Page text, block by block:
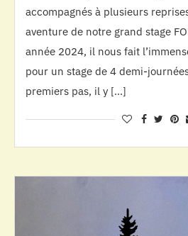
accompagnés à plusieurs
aventure de notre grand stage
année 2024, il nous fait
pour un stage de 4 demi-
premiers pas, il y […]